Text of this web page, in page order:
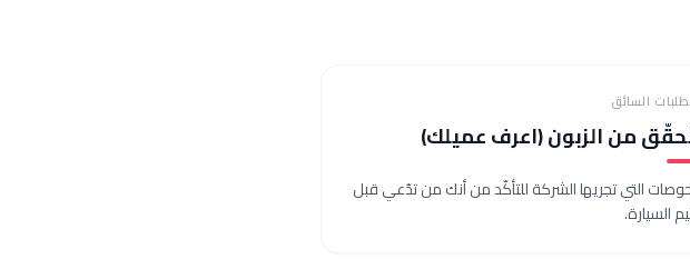
السائق
من الزبون (اعرف عميلك)
التي تجريها الشركة للتأكّد من أنك من تدّعي قبل
السيارة.